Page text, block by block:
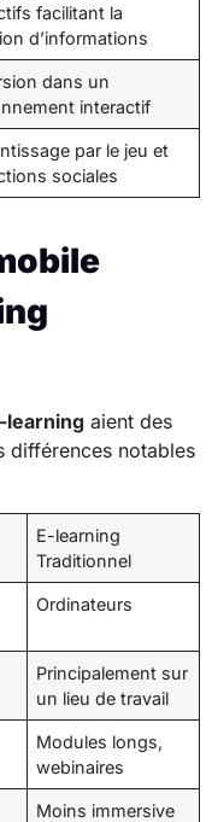
facilitant la
d’informations
dans un
interactif
par le jeu et
sociales
learning aient des
différences notables
E-learning
Traditionnel
Ordinateurs
Principalement sur
un lieu de travail
Modules longs,
webinaires
Moins immersive